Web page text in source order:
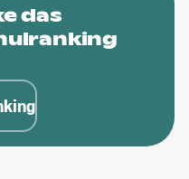
das